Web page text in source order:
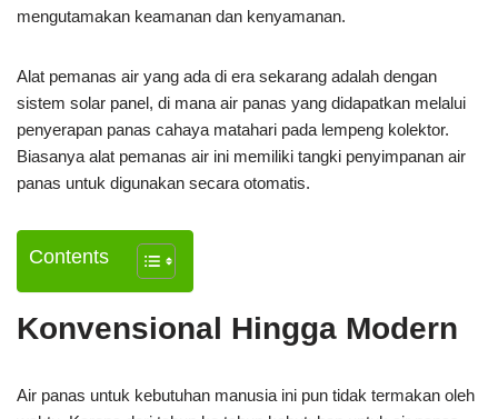
mengutamakan keamanan dan kenyamanan.
Alat pemanas air yang ada di era sekarang adalah dengan
sistem solar panel, di mana air panas yang didapatkan melalui
penyerapan panas cahaya matahari pada lempeng kolektor.
Biasanya alat pemanas air ini memiliki tangki penyimpanan air
panas untuk digunakan secara otomatis.
Contents
Konvensional Hingga Modern
Air panas untuk kebutuhan manusia ini pun tidak termakan oleh